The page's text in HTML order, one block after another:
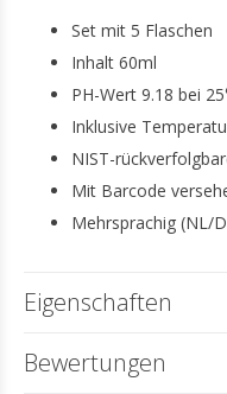
Set mit 5 Flaschen
Inhalt 60ml
PH-Wert 9.18 bei
Inklusive
NIST-
Mit Barcode
Mehrsprachig (NL/
Eigenschaften
Bewertungen